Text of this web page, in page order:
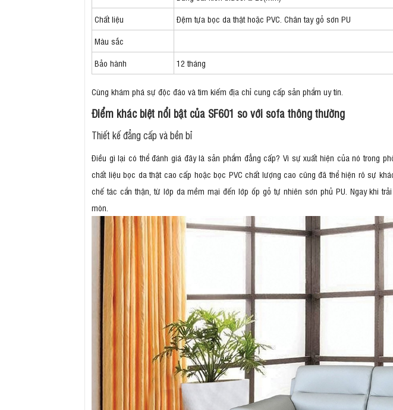
Chất liệu
Đệm tựa bọc da thật hoặc PVC. Chân tay gỗ sơn PU
Màu sắc
Bảo hành
12 tháng
Cùng khám phá sự độc đáo và tìm kiếm địa chỉ cung cấp sản phẩm uy tín.
Điểm khác biệt nổi bật của SF601 so với sofa thông thường
Thiết kế đẳng cấp và bền bỉ
Điều gì lại có thể đánh giá đây là sản phẩm đẳng cấp? Vì sự xuất hiện của nó trong
chất liệu bọc da thật cao cấp hoặc bọc PVC chất lượng cao cũng đã thể hiện rõ sự
chế tác cẩn thận, từ lớp da mềm mại đến lớp ốp gỗ tự nhiên sơn phủ PU. Ngay khi
mòn.